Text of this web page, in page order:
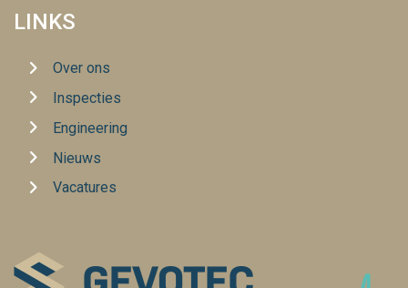
LINKS
Over ons
Inspecties
Engineering
Nieuws
Vacatures